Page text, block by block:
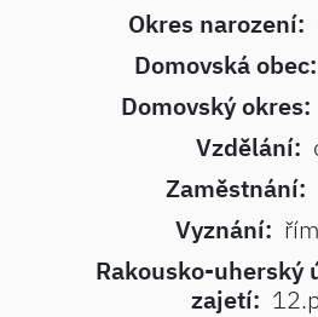
Okres narození:
Domovská obec:
Domovský okres:
Vzdělání:
Zaměstnání:
Vyznání:
Rakousko-uherský
zajetí: